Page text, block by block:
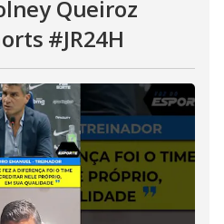
Queiroz
#JR24H